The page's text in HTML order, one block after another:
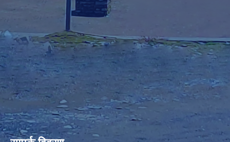
premium bootstrap themes